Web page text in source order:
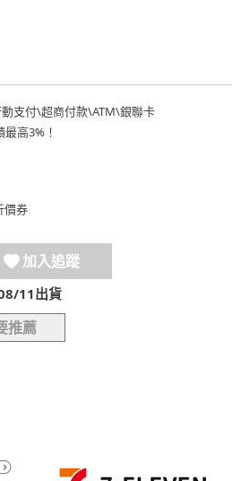
支付\超商付款\ATM\銀聯卡
高3%！
價券
加入追蹤
11出貨
推薦